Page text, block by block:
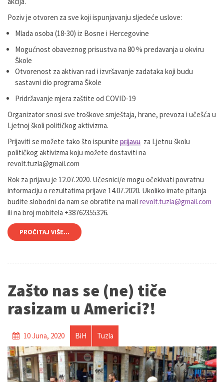
Poziv je otvoren za sve koji ispunjavanju sljedeće uslove:
Mlada osoba (18-30) iz Bosne i Hercegovine
Mogućnost obaveznog prisustva na 80 % predavanja u okviru
Škole
Otvorenost za aktivan rad i izvršavanje zadataka koji budu
sastavni dio programa Škole
Pridržavanje mjera zaštite od COVID-19
Organizator snosi sve troškove smještaja, hrane, prevoza i učešća u
Ljetnoj školi političkog aktivizma.
Prijaviti se možete tako što ispunite prijavu za Ljetnu školu
političkog aktivizma koju možete dostaviti na
revolt.tuzla@gmail.com
Rok za prijavu je 12.07.2020. Učesnici/e mogu očekivati povratnu
informaciju o rezultatima prijave 14.07.2020. Ukoliko imate pitanja
budite slobodni da nam se obratite na mailrevolt.tuzla@gmail.com
ili na broj mobitela +38762355326.
PROČITAJ VIŠE...
Zašto nas se (ne) tiče
rasizam u Americi?!
10 Juna, 2020 BiH Tuzla